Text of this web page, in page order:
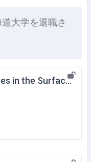
大学を退職さ
Research on Seasonal Changes in the Surface and Deep Horizontal Circulation in the Sea of Japan